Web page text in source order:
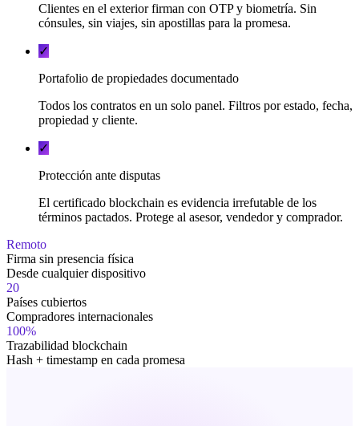
Clientes en el exterior firman con OTP y biometría. Sin
cónsules, sin viajes, sin apostillas para la promesa.
✓
Portafolio de propiedades documentado
Todos los contratos en un solo panel. Filtros por estado, fecha,
propiedad y cliente.
✓
Protección ante disputas
El certificado blockchain es evidencia irrefutable de los
términos pactados. Protege al asesor, vendedor y comprador.
Remoto
Firma sin presencia física
Desde cualquier dispositivo
20
Países cubiertos
Compradores internacionales
100%
Trazabilidad blockchain
Hash + timestamp en cada promesa